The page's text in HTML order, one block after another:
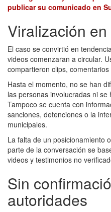
publicar su comunicado en
Viralización
El caso se convirtió en
videos comenzaran a circular.
compartieron clips,
Hasta el momento, no se han
las personas involucradas ni
Tampoco se cuenta con
sanciones, detenciones o la
municipales.
La falta de un posicionamiento
parte de la conversación se
videos y testimonios no
Sin
autoridades